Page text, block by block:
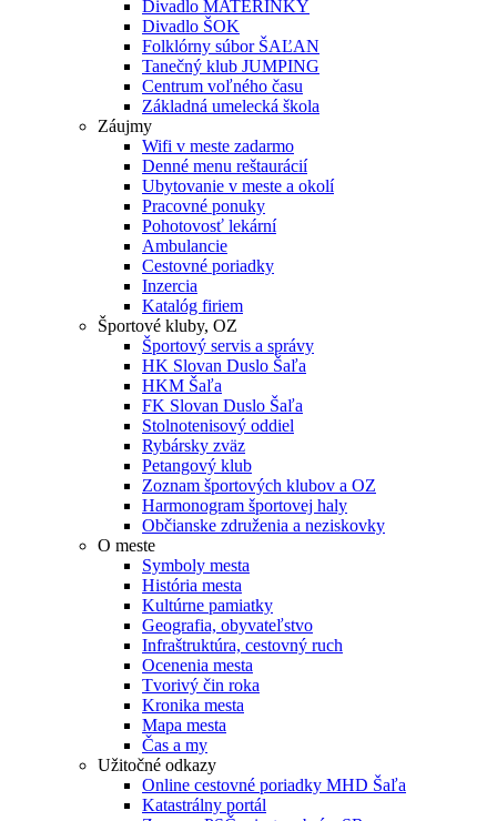
Divadlo MATERINKY
Divadlo ŠOK
Folklórny súbor ŠAĽAN
Tanečný klub JUMPING
Centrum voľného času
Základná umelecká škola
Záujmy
Wifi v meste zadarmo
Denné menu reštaurácií
Ubytovanie v meste a okolí
Pracovné ponuky
Pohotovosť lekární
Ambulancie
Cestovné poriadky
Inzercia
Katalóg firiem
Športové kluby, OZ
Športový servis a správy
HK Slovan Duslo Šaľa
HKM Šaľa
FK Slovan Duslo Šaľa
Stolnotenisový oddiel
Rybársky zväz
Petangový klub
Zoznam športových klubov a OZ
Harmonogram športovej haly
Občianske združenia a neziskovky
O meste
Symboly mesta
História mesta
Kultúrne pamiatky
Geografia, obyvateľstvo
Infraštruktúra, cestovný ruch
Ocenenia mesta
Tvorivý čin roka
Kronika mesta
Mapa mesta
Čas a my
Užitočné odkazy
Online cestovné poriadky MHD Šaľa
Katastrálny portál